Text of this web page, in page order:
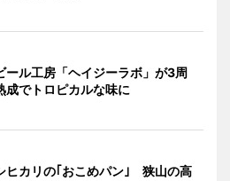
ール工房「ヘイジーラボ」が3周
でトロピカルな味に
ヒカリの｢おこめパン｣ 狭山の高